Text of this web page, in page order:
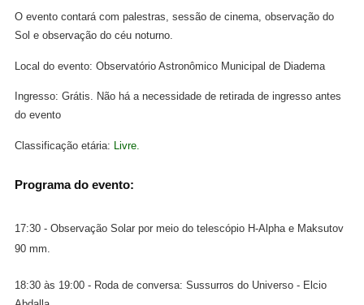
O evento contará com palestras, sessão de cinema, observação do
Sol e observação do céu noturno.
Local do evento: Observatório Astronômico Municipal de Diadema
Ingresso: Grátis. Não há a necessidade de retirada de ingresso antes
do evento
Classificação etária: Livre.
Programa do evento:
17:30 - Observação Solar por meio do telescópio H-Alpha e Maksutov
90 mm.
18:30 às 19:00 - Roda de conversa: Sussurros do Universo - Elcio